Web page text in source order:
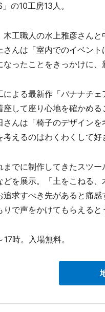
の10工房13人。
工職人の水上雅彦さん
さんは「室内でのイベン
ったことをきっかけに、
よる最新作「バナナチ
座して座り心地を確かめ
さんは「椅子のデザイン
えるのはわくわくして
でに制作してきたスツ
どを展示。「土をこねる
追求すべき先があると痛
で声をかけてもらえる
時。入場無料。